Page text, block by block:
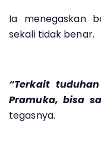
Ia menegaskan
sekali tidak benar.
“Terkait
Pramuka, bisa
tegasnya.